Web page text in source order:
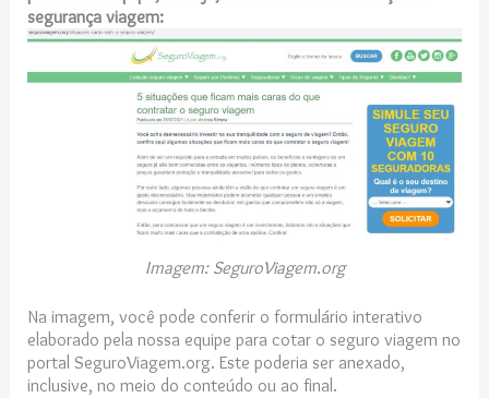
segurança viagem:
Imagem: SeguroViagem.org
Na imagem, você pode conferir o formulário interativo
elaborado pela nossa equipe para cotar o seguro viagem no
portal SeguroViagem.org. Este poderia ser anexado,
inclusive, no meio do conteúdo ou ao final.